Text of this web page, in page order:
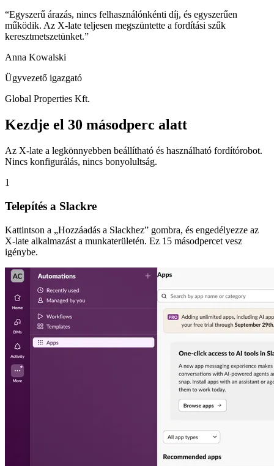
“Egyszerű árazás, nincs felhasználónkénti díj, és egyszerűen
működik. Az X-late teljesen megszüntette a fordítási szűk
keresztmetszetünket.”
Anna Kowalski
Ügyvezető igazgató
Global Properties Kft.
Kezdje el 30 másodperc alatt
Az X-late a legkönnyebben beállítható és használható fordítórobot.
Nincs konfigurálás, nincs bonyolultság.
1
Telepítés a Slackre
Kattintson a „Hozzáadás a Slackhez” gombra, és engedélyezze az
X-late alkalmazást a munkaterületén. Ez 15 másodpercet vesz
igénybe.